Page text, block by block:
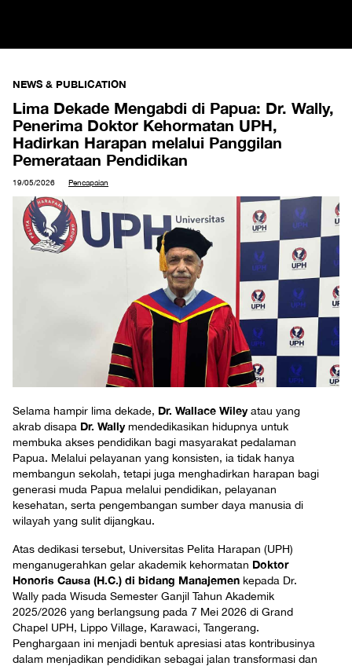
NEWS & PUBLICATION
Lima Dekade Mengabdi di Papua: Dr. Wally,
Penerima Doktor Kehormatan UPH,
Hadirkan Harapan melalui Panggilan
Pemerataan Pendidikan
19/05/2026 Pencapaian
Selama hampir lima dekade, Dr. Wallace Wileyatau yang
akrab disapa Dr. Wallymendedikasikan hidupnya untuk
membuka akses pendidikan bagi masyarakat pedalaman
Papua. Melalui pelayanan yang konsisten, ia tidak hanya
membangun sekolah, tetapi juga menghadirkan harapan bagi
generasi muda Papua melalui pendidikan, pelayanan
kesehatan, serta pengembangan sumber daya manusia di
wilayah yang sulit dijangkau.
Atas dedikasi tersebut, Universitas Pelita Harapan (UPH)
menganugerahkan gelar akademik kehormatan Doktor
Honoris Causa (H.C.) di bidang Manajemen kepada Dr.
Wally pada Wisuda Semester Ganjil Tahun Akademik
2025/2026 yang berlangsung pada 7 Mei 2026 di Grand
Chapel UPH, Lippo Village, Karawaci, Tangerang.
Penghargaan ini menjadi bentuk apresiasi atas kontribusinya
dalam menjadikan pendidikan sebagai jalan transformasi dan